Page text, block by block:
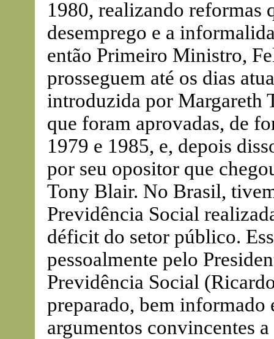
1980, realizando reformas
desemprego e a
então Primeiro Ministro,
prosseguem até os dias
introduzida por Margareth
que foram aprovadas, de
1979 e 1985, e, depois
por seu opositor que
Tony Blair. No Brasil,
Previdência Social
déficit do setor público.
pessoalmente pelo
Previdência Social
preparado, bem informado
argumentos convincentes